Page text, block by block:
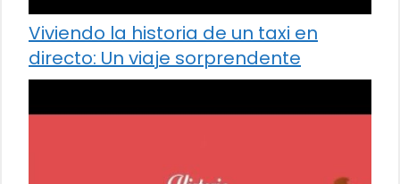
Viviendo la historia de un taxi en
directo: Un viaje sorprendente